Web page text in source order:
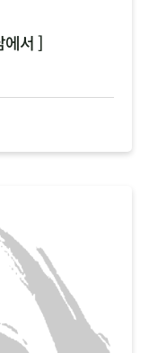
에서 ]
다.